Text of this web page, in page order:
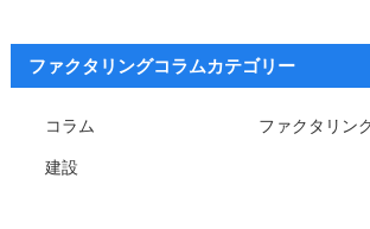
ファクタリングコラムカテゴリー
コラム ファクタリン
建設